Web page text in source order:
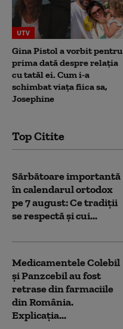
UTV
Gina Pistol a vorbit pentru
prima dată despre relația
cu tatăl ei. Cum i-a
schimbat viața fiica sa,
Josephine
Top Citite
Sărbătoare importantă
în calendarul ortodox
pe 7 august: Ce tradiții
se respectă și cui...
Medicamentele Colebil
și Panzcebil au fost
retrase din farmaciile
din România.
Explicația...